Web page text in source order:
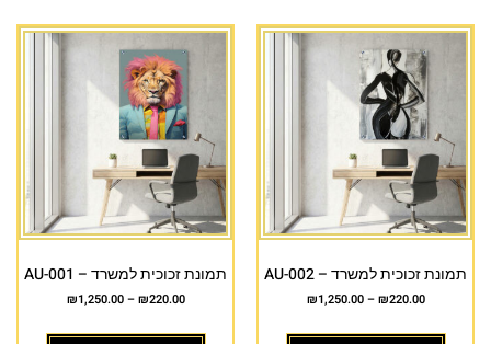
תמונת זכוכית למשרד – AU-002
₪220.00
–
₪1,250.00
תמונת זכוכית למשרד – AU-001
₪220.00
–
₪1,250.00